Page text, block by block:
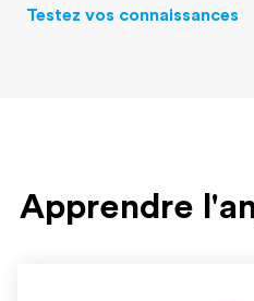
Testez vos connaissances
Apprendre